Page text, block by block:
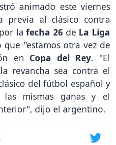
animado este viernes
previa al clásico contra
lafecha 26 de La Liga
que "estamos otra vez de
en Copa del Rey. "El
revancha sea contra el
del fútbol español y
las mismas ganas y el
dijo el argentino.